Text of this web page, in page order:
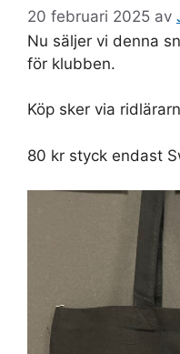
20 februari 2025 av
Nu säljer vi denna
för klubben.
Köp sker via
80 kr styck endast